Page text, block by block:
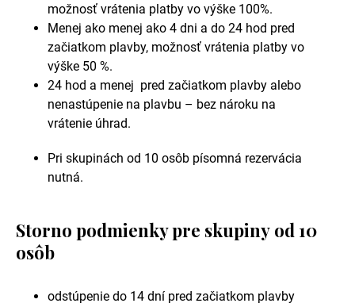
možnosť vrátenia platby vo výške 100%.
Menej ako menej ako 4 dni a do 24 hod pred
začiatkom plavby, možnosť vrátenia platby vo
výške 50 %.
24 hod a menej pred začiatkom plavby alebo
nenastúpenie na plavbu – bez nároku na
vrátenie úhrad.
Pri skupinách od 10 osôb písomná rezervácia
nutná.
Storno podmienky pre skupiny od 10
osôb
odstúpenie do 14 dní pred začiatkom plavby